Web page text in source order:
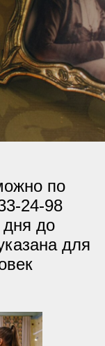
по
24-98
дня до
для